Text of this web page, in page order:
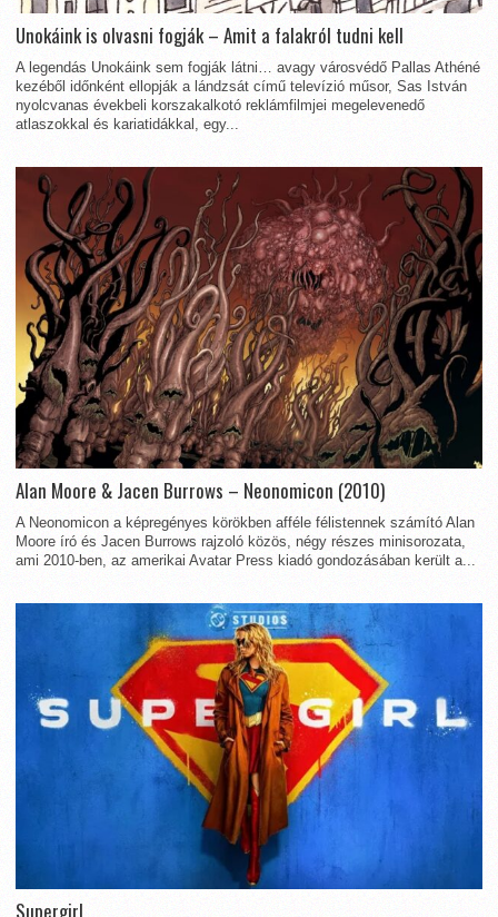
Unokáink is olvasni fogják – Amit a falakról tudni kell
A legendás Unokáink sem fogják látni… avagy városvédő Pallas Athéné
kezéből időnként ellopják a lándzsát című televízió műsor, Sas István
nyolcvanas évekbeli korszakalkotó reklámfilmjei megelevenedő
atlaszokkal és kariatidákkal, egy...
Alan Moore & Jacen Burrows – Neonomicon (2010)
A Neonomicon a képregényes körökben afféle félistennek számító Alan
Moore író és Jacen Burrows rajzoló közös, négy részes minisorozata,
ami 2010-ben, az amerikai Avatar Press kiadó gondozásában került a...
Supergirl